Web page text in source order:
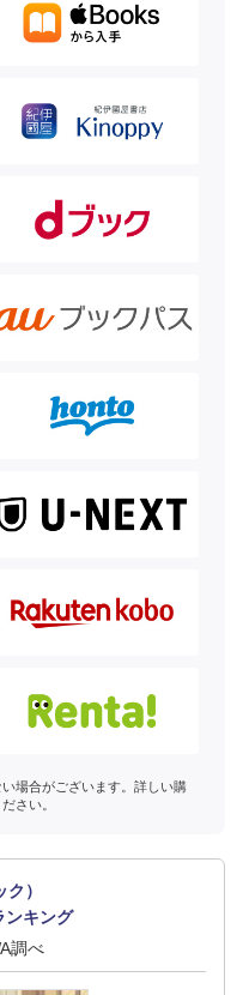
場合がございます。詳しい購
さい。
）
ンキング
調べ